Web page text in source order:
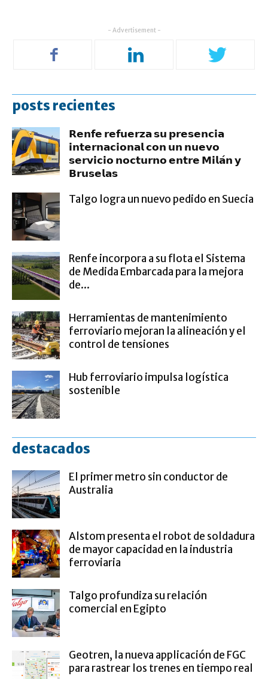
- Advertisement -
posts recientes
𝗥𝗲𝗻𝗳𝗲 𝗿𝗲𝗳𝘂𝗲𝗿𝘇𝗮 𝘀𝘂 𝗽𝗿𝗲𝘀𝗲𝗻𝗰𝗶𝗮
𝗶𝗻𝘁𝗲𝗿𝗻𝗮𝗰𝗶𝗼𝗻𝗮𝗹 𝗰𝗼𝗻 𝘂𝗻 𝗻𝘂𝗲𝘃𝗼
𝘀𝗲𝗿𝘃𝗶𝗰𝗶𝗼 𝗻𝗼𝗰𝘁𝘂𝗿𝗻𝗼 𝗲𝗻𝘁𝗿𝗲 𝗠𝗶𝗹𝗮́𝗻 𝘆
𝗕𝗿𝘂𝘀𝗲𝗹𝗮𝘀
Talgo logra un nuevo pedido en Suecia
Renfe incorpora a su flota el Sistema
de Medida Embarcada para la mejora
de...
Herramientas de mantenimiento
ferroviario mejoran la alineación y el
control de tensiones
Hub ferroviario impulsa logística
sostenible
destacados
El primer metro sin conductor de
Australia
Alstom presenta el robot de soldadura
de mayor capacidad en la industria
ferroviaria
Talgo profundiza su relación
comercial en Egipto
Geotren, la nueva applicación de FGC
para rastrear los trenes en tiempo real